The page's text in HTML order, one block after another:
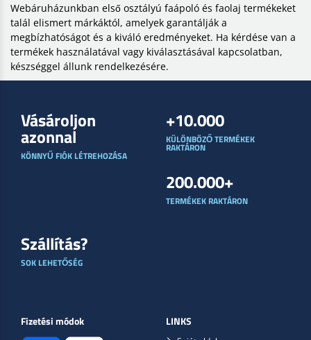
Webáruházunkban első osztályú faápoló és faolaj termékeket
talál elismert márkáktól, amelyek garantálják a
megbízhatóságot és a kiváló eredményeket. Ha kérdése van a
termékek használatával vagy kiválasztásával kapcsolatban,
készséggel állunk rendelkezésére.
Vásároljon
azonnal
KÖNNYŰ FIÓK LÉTREHOZÁSA
+10.000
KÜLÖNBÖZŐ TERMÉKEK
RAKTÁRON
200.000+
TERMÉKEK RAKTÁRON
Szállítás?
SOK LEHETŐSÉG
Fizetési módok LINKS